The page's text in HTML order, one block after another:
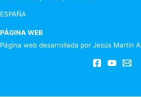
ESPAÑA
PÁGINA WEB
Página web desarrollada por Jesús Martín